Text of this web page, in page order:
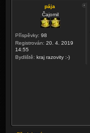
pája
Čajomil
Příspěvky: 98
Registrován: 20. 4. 2019
14:55
Bydliště: kraj razovity :-)